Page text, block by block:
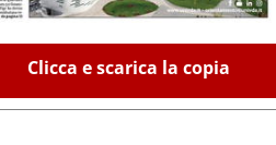
Clicca e scarica la copia